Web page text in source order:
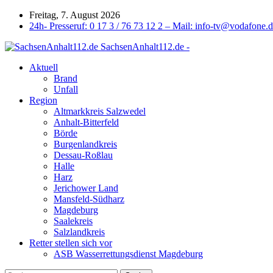
Freitag, 7. August 2026
24h- Presseruf: 0 17 3 / 76 73 12 2 – Mail: info-
SachsenAnhalt112.de -
Aktuell
Brand
Unfall
Region
Altmarkkreis Salzwedel
Anhalt-Bitterfeld
Börde
Burgenlandkreis
Dessau-Roßlau
Halle
Harz
Jerichower Land
Mansfeld-Südharz
Magdeburg
Saalekreis
Salzlandkreis
Retter stellen sich vor
ASB Wasserrettungsdienst Magdeburg